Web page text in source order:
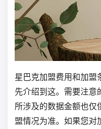
星巴克加盟费用和加盟
先介绍到这。需要注意
所涉及的数据金额也仅
盟情况为准。如果您对